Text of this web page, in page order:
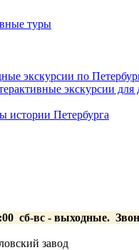
туры
экскурсии по
экскурсии для
истории Петербурга
сб-вс - выходные.
завод